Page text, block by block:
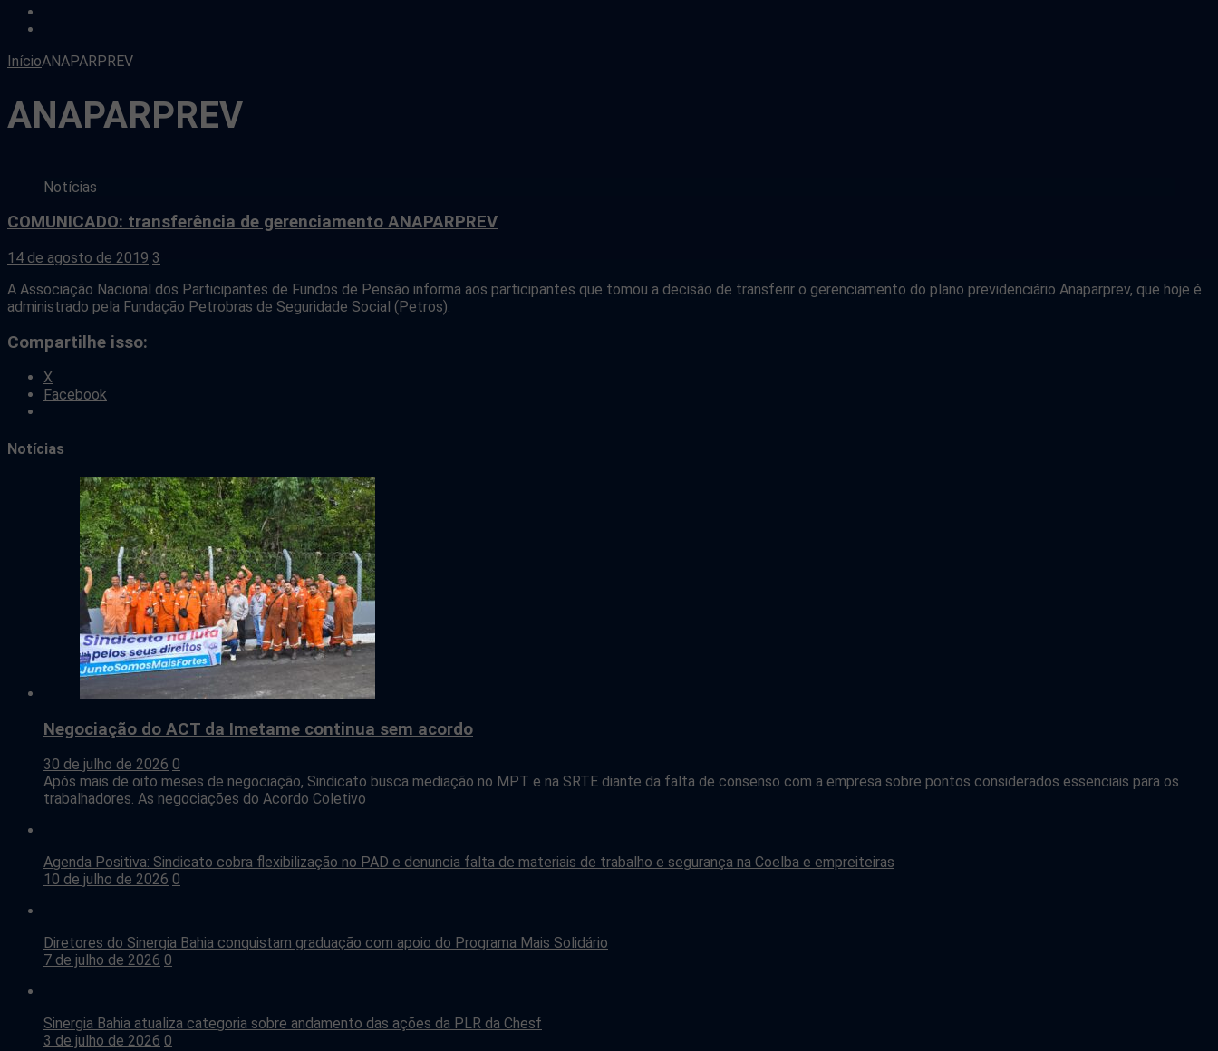
InícioANAPARPREV
ANAPARPREV
Notícias
COMUNICADO: transferência de gerenciamento ANAPARPREV
14 de agosto de 2019 3
A Associação Nacional dos Participantes de Fundos de Pensão informa aos participantes que tomou a decisão de transferir o gerenciamento do plano previdenciário Anaparprev, que hoje é
administrado pela Fundação Petrobras de Seguridade Social (Petros).
Compartilhe isso:
X
Facebook
Notícias
Negociação do ACT da Imetame continua sem acordo
30 de julho de 2026 0
Após mais de oito meses de negociação, Sindicato busca mediação no MPT e na SRTE diante da falta de consenso com a empresa sobre pontos considerados essenciais para os
trabalhadores. As negociações do Acordo Coletivo
Agenda Positiva: Sindicato cobra flexibilização no PAD e denuncia falta de materiais de trabalho e segurança na Coelba e empreiteiras
10 de julho de 2026 0
Diretores do Sinergia Bahia conquistam graduação com apoio do Programa Mais Solidário
7 de julho de 2026 0
Sinergia Bahia atualiza categoria sobre andamento das ações da PLR da Chesf
3 de julho de 2026 0